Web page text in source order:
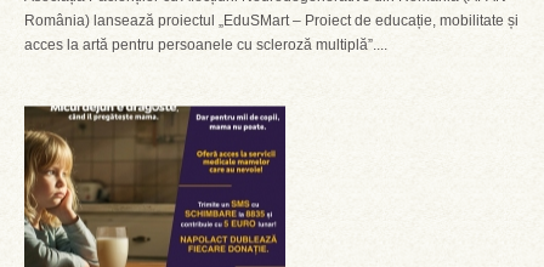
România) lansează proiectul „EduSMart – Proiect de educație, mobilitate și
acces la artă pentru persoanele cu scleroză multiplă”....